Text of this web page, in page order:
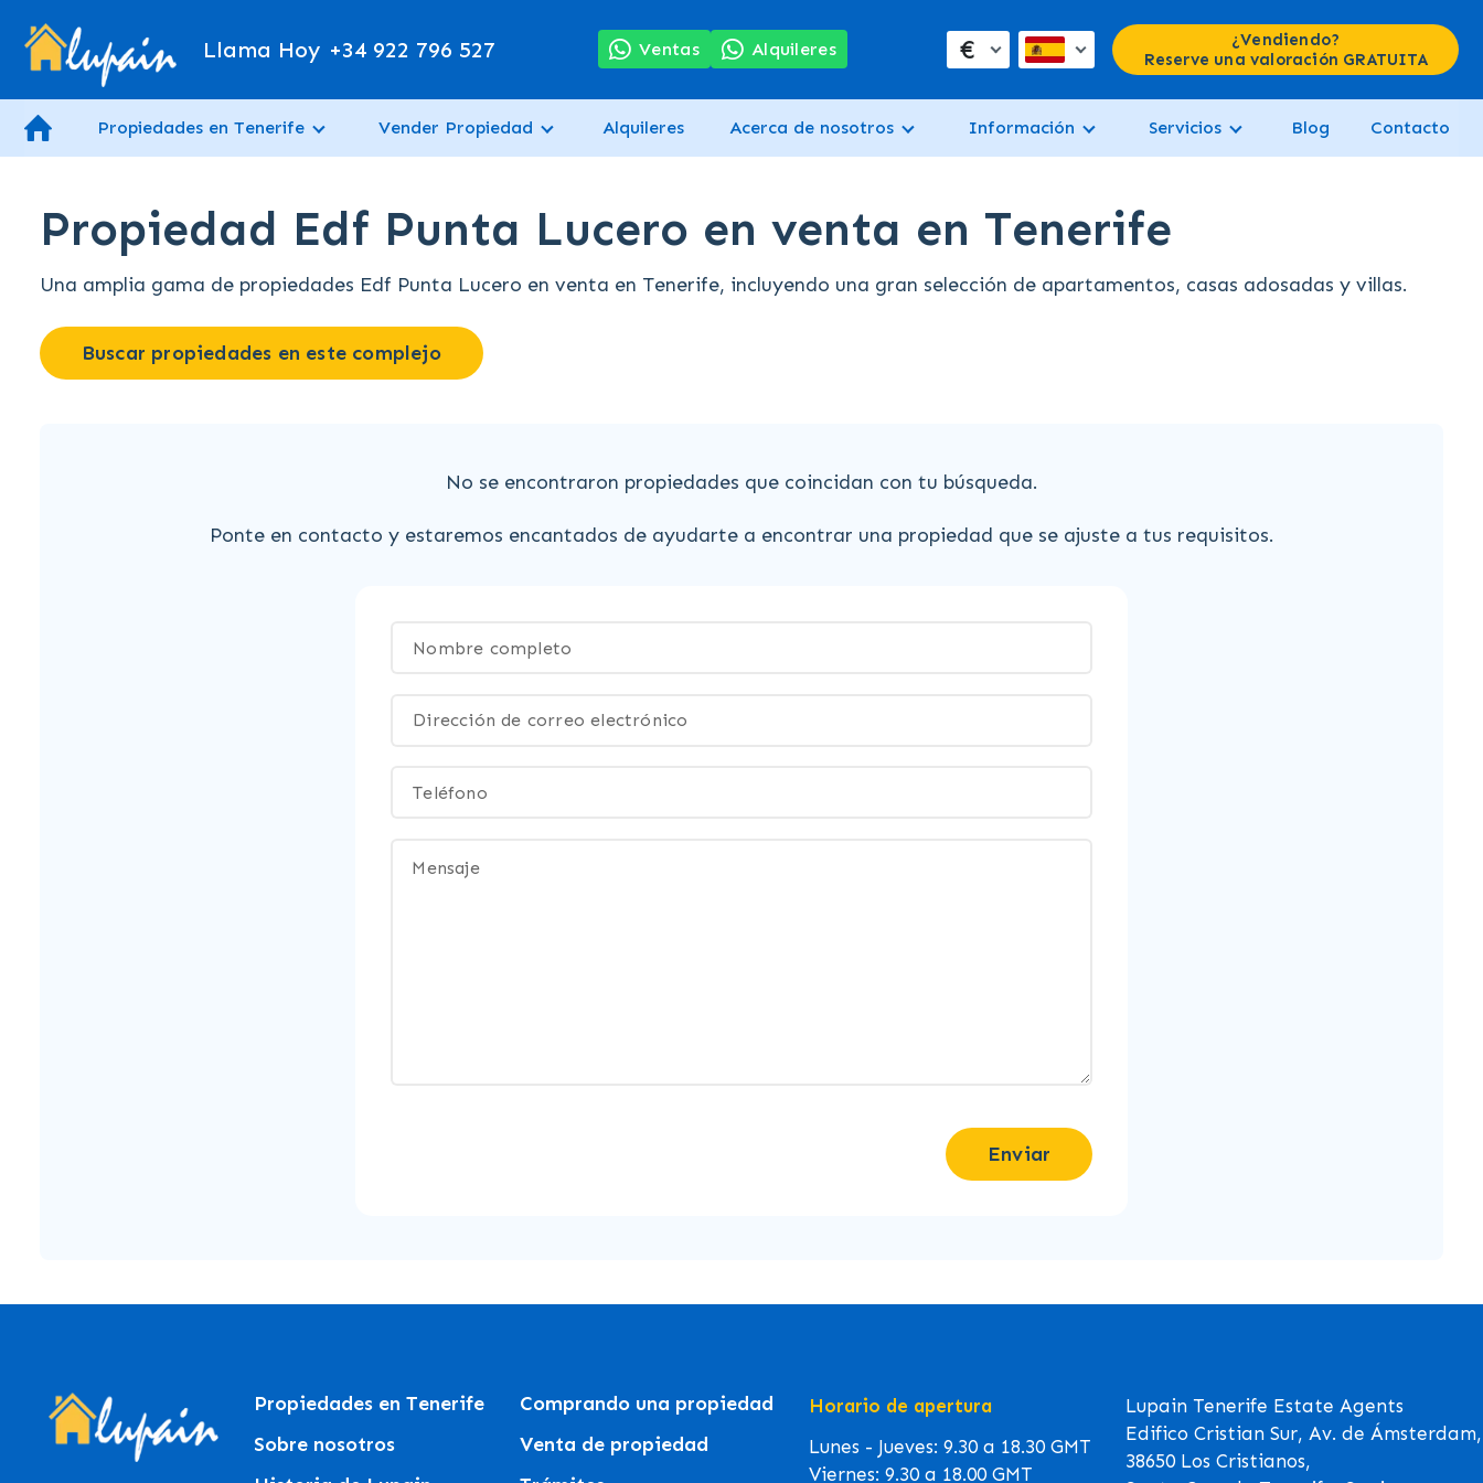
Llama Hoy +34 922 796 527 Ventas Alquileres €
¿Vendiendo?
Reserve una valoración GRATUITA
Propiedades en Tenerife Vender Propiedad Alquileres Acerca de nosotros Información Servicios Blog Contacto
Propiedad Edf Punta Lucero en venta en Tenerife
Una amplia gama de propiedades Edf Punta Lucero en venta en Tenerife, incluyendo una gran selección de apartamentos, casas adosadas y villas.
Buscar propiedades en este complejo
No se encontraron propiedades que coincidan con tu búsqueda.
Ponte en contacto y estaremos encantados de ayudarte a encontrar una propiedad que se ajuste a tus requisitos.
Enviar
Propiedades en Tenerife
Sobre nosotros
Comprando una propiedad
Venta de propiedad
Horario de apertura
Lunes - Jueves: 9.30 a 18.30 GMT
Viernes: 9.30 a 18.00 GMT
Lupain Tenerife Estate Agents
Edifico Cristian Sur, Av. de
38650 Los Cristianos,